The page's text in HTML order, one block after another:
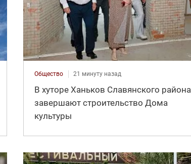
Общество 21 минуту назад
В хуторе Ханьков Славянского района
завершают строительство Дома
культуры